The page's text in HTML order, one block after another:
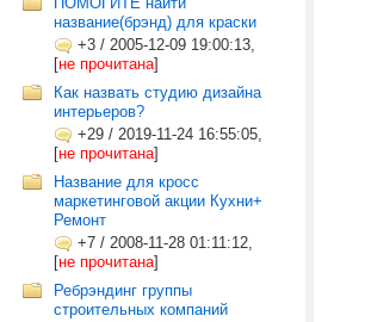
название(брэнд) для краски
+3 / 2005-12-09 19:00:13,
[не прочитана]
Как назвать студию дизайна
интерьеров?
+29 / 2019-11-24 16:55:05,
[не прочитана]
Название для кросс
маркетинговой акции Кухни+
Ремонт
+7 / 2008-11-28 01:11:12,
[не прочитана]
Ребрэндинг группы
строительных компаний